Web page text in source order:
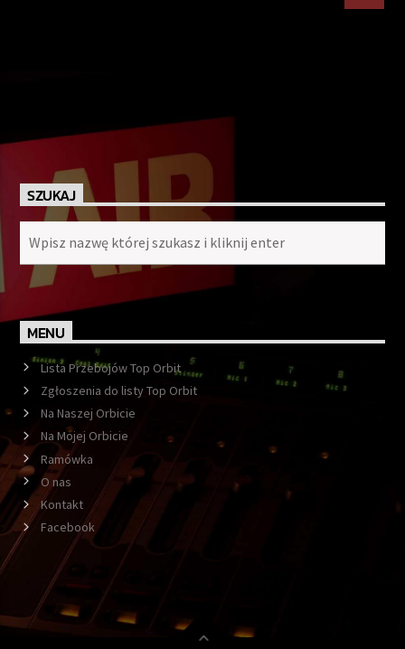
SZUKAJ
MENU
Lista Przebojów Top Orbit
Zgłoszenia do listy Top Orbit
Na Naszej Orbicie
Na Mojej Orbicie
Ramówka
O nas
Kontakt
Facebook